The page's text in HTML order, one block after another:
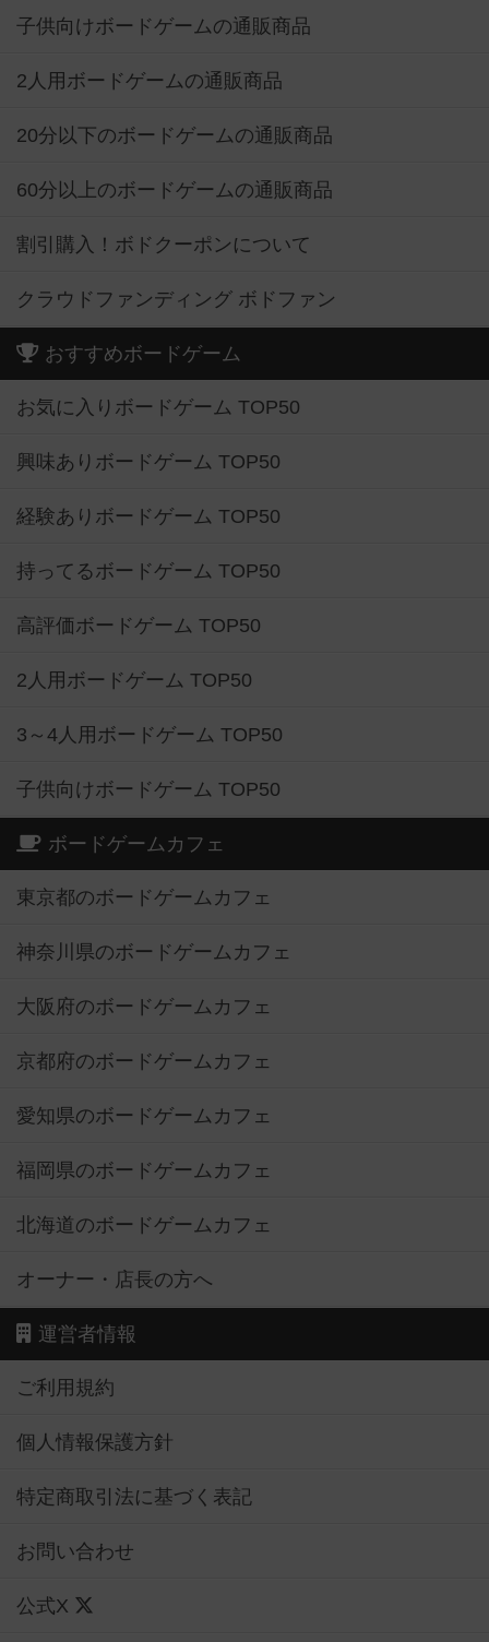
子供向けボードゲームの通販商品
2人用ボードゲームの通販商品
20分以下のボードゲームの通販商品
60分以上のボードゲームの通販商品
割引購入！ボドクーポンについて
クラウドファンディング ボドファン
おすすめボードゲーム
お気に入りボードゲーム TOP50
興味ありボードゲーム TOP50
経験ありボードゲーム TOP50
持ってるボードゲーム TOP50
高評価ボードゲーム TOP50
2人用ボードゲーム TOP50
3～4人用ボードゲーム TOP50
子供向けボードゲーム TOP50
ボードゲームカフェ
東京都のボードゲームカフェ
神奈川県のボードゲームカフェ
大阪府のボードゲームカフェ
京都府のボードゲームカフェ
愛知県のボードゲームカフェ
福岡県のボードゲームカフェ
北海道のボードゲームカフェ
オーナー・店長の方へ
運営者情報
ご利用規約
個人情報保護方針
特定商取引法に基づく表記
お問い合わせ
公式X